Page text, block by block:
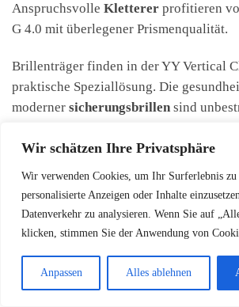
Wir schätzen Ihre Privatsphäre
Wir verwenden Cookies, um Ihr Surferlebnis zu
personalisierte Anzeigen oder Inhalte
Datenverkehr zu analysieren. Wenn Sie auf
klicken, stimmen Sie der Anwendung von
Anpassen Alles ablehnen
Anspruchsvolle Kletterer profitieren
G 4.0 mit überlegener Prismenqualität.
Brillenträger finden in der YY Vertical
praktische Speziallösung. Die
moderner sicherungsbrillen sind
Einsteiger können mit günstigen
rechtfertigen die Preisdifferenzen.
Ihre Investition zahlt sich durch
vermiedene Nackenschmerzen aus.